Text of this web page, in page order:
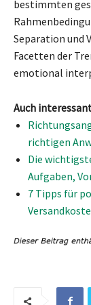
bestimmten
Separation und
Facetten der
emotional
Auch
richtigen
Die
Aufgaben,
7 Tipps für